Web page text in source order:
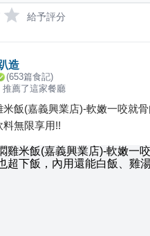
給予評分
造
(653篇食記)
推薦了這家餐廳
米飯(嘉義興業店)-軟嫩一咬就
無限享用!!